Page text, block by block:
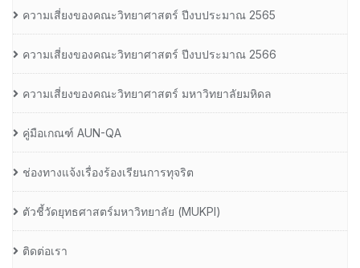
ความเสี่ยงของคณะวิทยาศาสตร์ ปีงบประมาณ 2565
ความเสี่ยงของคณะวิทยาศาสตร์ ปีงบประมาณ 2566
ความเสี่ยงของคณะวิทยาศาสตร์ มหาวิทยาลัยมหิดล
คู่มือเกณฑ์ AUN-QA
ช่องทางแจ้งเรื่องร้องเรียนการทุจริต
ตัวชี้วัดยุทธศาสตร์มหาวิทยาลัย (MUKPI)
ติดต่อเรา